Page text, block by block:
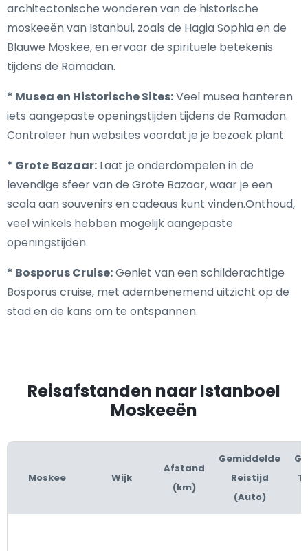
architectonische wonderen van de historische
moskeeën van Istanbul, zoals de Hagia Sophia en de
Blauwe Moskee, en ervaar de spirituele betekenis
tijdens de Ramadan.
* Musea en Historische Sites:Veel musea hanteren
iets aangepaste openingstijden tijdens de Ramadan.
Controleer hun websites voordat je je bezoek plant.
* Grote Bazaar: Laat je onderdompelen in de
levendige sfeer van de Grote Bazaar, waar je een
scala aan souvenirs en cadeaus kunt vinden.Onthoud,
veel winkels hebben mogelijk aangepaste
openingstijden.
* Bosporus Cruise:Geniet van een schilderachtige
Bosporus cruise, met adembenemend uitzicht op de
stad en de kans om te ontspannen.
Reisafstanden naar Istanboel
Moskeeën
Moskee Wijk
Afstand
(km)
Gemiddelde
Reistijd
(Auto)